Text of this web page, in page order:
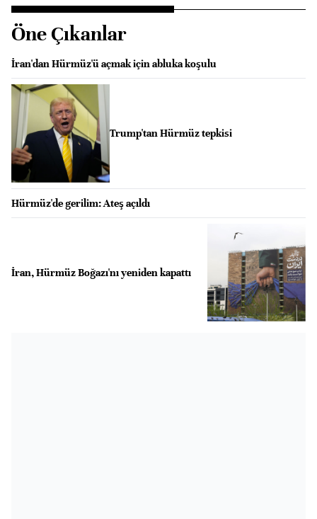
Öne Çıkanlar
İran'dan Hürmüz'ü açmak için abluka koşulu
Trump'tan Hürmüz tepkisi
Hürmüz'de gerilim: Ateş açıldı
İran, Hürmüz Boğazı'nı yeniden kapattı